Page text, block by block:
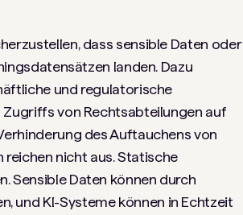
dass sensible Daten oder
landen. Dazu
und regulatorische
von Rechtsabteilungen auf
des Auftauchens von
reichen nicht aus. Statische
Sensible Daten können durch
und KI-Systeme können in Echtzeit